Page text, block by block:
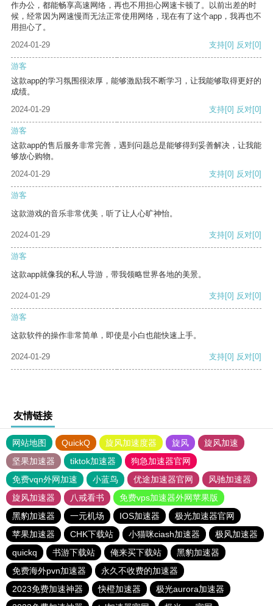
作办公，都能畅享高速网络，再也不用担心网速卡顿了。以前出差的时
候，经常因为网速慢而无法正常使用网络，现在有了这个app，我再也不
用担心了。
2024-01-29
支持[0] 反对[0]
游客
这款app的学习氛围很浓厚，能够激励我不断学习，让我能够取得更好的
成绩。
2024-01-29
支持[0] 反对[0]
游客
这款app的售后服务非常完善，遇到问题总是能够得到妥善解决，让我能
够放心购物。
2024-01-29
支持[0] 反对[0]
游客
这款游戏的音乐非常优美，听了让人心旷神怡。
2024-01-29 支持[0] 反对[0]
游客
这款app就像我的私人导游，带我领略世界各地的美景。
2024-01-29 支持[0] 反对[0]
游客
这款软件的操作非常简单，即使是小白也能快速上手。
2024-01-29 支持[0] 反对[0]
友情链接
网站地图 QuickQ 旋风加速度器 旋风
旋风加速
坚果加速器
tiktok加速器
狗急加速器官网
免费vqn外网加速
小蓝鸟 优途加速器官网
风驰加速器
旋风加速器
八戒看书
免费vps加速器外网苹果版
黑豹加速器
一元机场 IOS加速器
极光加速器官网
苹果加速器
CHK下载站 小猫咪ciash加速器
极风加速器
quickq
书游下载站 俺来买下载站
黑豹加速器
免费海外pvn加速器
永久不收费的加速器
2023免费加速神器
快橙加速器
极光aurora加速器